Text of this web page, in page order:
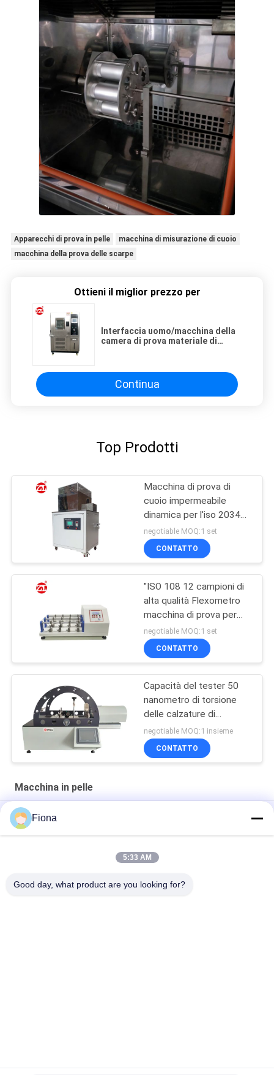
Apparecchi di prova in pelle
macchina di misurazione di cuoio
macchina della prova delle scarpe
Ottieni il miglior prezzo per
Interfaccia uomo/macchina della
camera di prova materiale di
Continua
Top Prodotti
Macchina di prova di
cuoio impermeabile
dinamica per l'iso 20344
dell'en finito delle scarpe
di cuoio
negotiable MOQ:1 set
CONTATTO
"ISO 108 12 campioni di
alta qualità Flexometro
macchina di prova per
tessuti / cuoio""
negotiable MOQ:1 set
CONTATTO
Capacità del tester 50
nanometro di torsione
delle calzature di
controllo dello SpA di
GB/T 32024
negotiable MOQ:1 insieme
CONTATTO
Macchina in pelle
4
M
"SATRA TM171 strumento di misura della penetrazione
Fiona
5:33 AM
Good day, what product are you looking for?